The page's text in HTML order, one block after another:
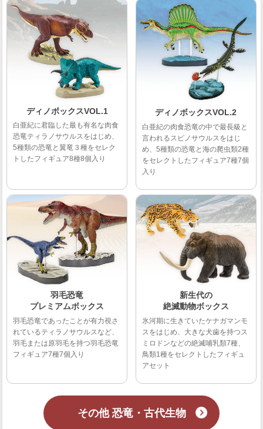
ディノボックスVOL.1
白亜紀に君臨した最も有名な肉食
恐竜ティラノサウルスをはじめ、
5種類の恐竜と翼竜３種をセレク
トしたフィギュア8種8個入り
ディノボックスVOL.2
白亜紀の肉食恐竜の中で最長級と
言われるスピノサウルスをはじ
め、5種類の恐竜と海の爬虫類2種
をセレクトしたフィギュア7種7個
入り
羽毛恐竜
プレミアムボックス
羽毛恐竜であったことが有力視さ
れているティラノサウルスなど、
羽毛または原羽毛を持つ羽毛恐竜
フィギュア7種7個入り
新生代の
絶滅動物ボックス
氷河期に生きていたケナガマンモ
スをはじめ、大きな犬歯を持つス
ミロドンなどの絶滅哺乳類7種、
鳥類1種をセレクトしたフィギュ
アセット
その他 恐竜・古代生物